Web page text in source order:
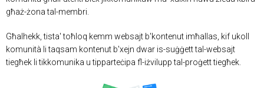
għaż-żona tal-membri.
Għalhekk, tista' toħloq kemm websajt b'kontenut imħallas, kif ukoll
komunità li taqsam kontenut b'xejn dwar is-suġġett tal-websajt
tiegħek li tikkomunika u tipparteċipa fl-iżvilupp tal-proġett tiegħek.